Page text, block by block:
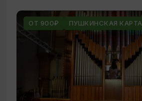
ОТ 900₽ ПУШКИНСКАЯ КАРТА